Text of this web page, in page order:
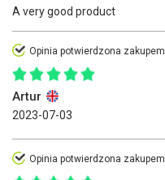
A very good product
Opinia potwierdzona zakupem
Artur
2023-07-03
Opinia potwierdzona zakupem